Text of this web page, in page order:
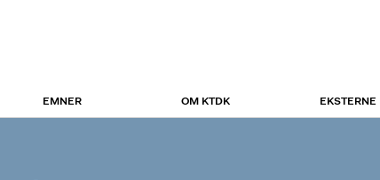
EMNER OM KTDK EKSTERNE